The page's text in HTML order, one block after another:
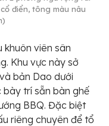
điển, tông màu nâu
khuôn viên sân
Khu vực này sở
bản Dao dưới
bày trí sẵn bàn ghế
BBQ. Đặc biệt
riêng chuyên để tổ